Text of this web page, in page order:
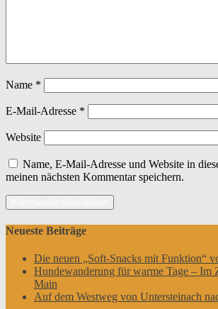
Name *
E-Mail-Adresse *
Website
Name, E-Mail-Adresse und Website in
meinen nächsten Kommentar speichern.
Neueste Beiträge
Die neuen „Soft-Snacks mit Funktion“
Hundewanderung für warme Tage – Im
Main
Auf dem Westweg von Untersteinach